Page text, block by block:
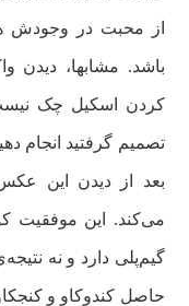
از محبت در وجودش
باشد. مشابها، دیدن
کردن اسکیل چک
تصمیم گرفتید انجام
بعد از دیدن این
می‌کند. این موفقیت
گیم‌پلی دارد و نه
حاصل کندوکاو و